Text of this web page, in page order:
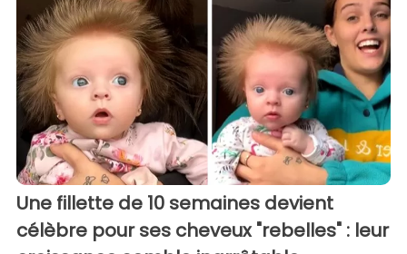
Une fillette de 10 semaines devient
célèbre pour ses cheveux "rebelles" : leur